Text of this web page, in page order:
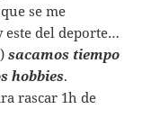
se me
este del deporte…
sacamos tiempo
hobbies.
rascar 1h de